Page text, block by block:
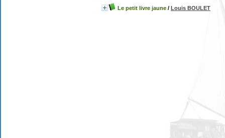
Le petit livre jaune / Louis BOULET